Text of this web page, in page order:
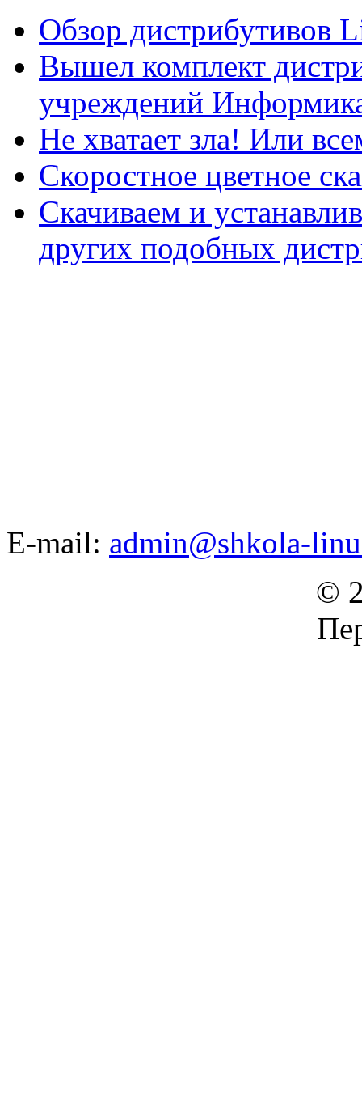
Обзор дистрибутивов
Вышел комплект
учреждений
Не хватает зла! Или
Скоростное цветное
Скачиваем и
других подобных
E-mail: admin@shkola-
©